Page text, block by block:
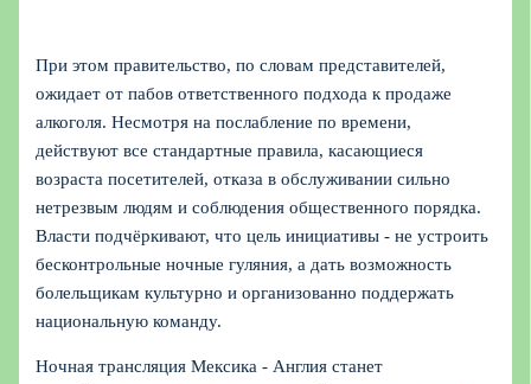
При этом правительство, по словам представителей,
ожидает от пабов ответственного подхода к продаже
алкоголя. Несмотря на послабление по времени,
действуют все стандартные правила, касающиеся
возраста посетителей, отказа в обслуживании сильно
нетрезвым людям и соблюдения общественного порядка.
Власти подчёркивают, что цель инициативы - не устроить
бесконтрольные ночные гуляния, а дать возможность
болельщикам культурно и организованно поддержать
национальную команду.
Ночная трансляция Мексика - Англия станет